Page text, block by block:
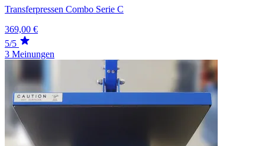
Transferpressen Combo Serie C
369,00 €
5/5
3 Meinungen